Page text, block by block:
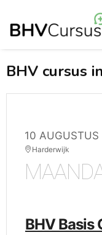
BHV cursus
10 AUGUSTUS
Harderwijk
BHV Basis